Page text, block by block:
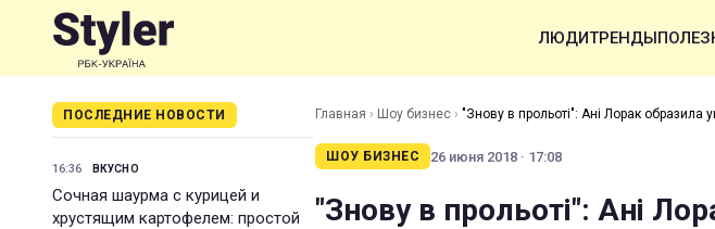
ЛЮДИТРЕНДЫ
ПОСЛЕДНИЕ НОВОСТИ
16:36 ВКУСНО
Сочная шаурма с курицей и
хрустящим картофелем: простой
Главная › Шоу бизнес › "Знову в прольоті": Ані Лорак образила
ШОУ БИЗНЕС 26 июня 2018 · 17:08
"Знову в прольоті": Ані